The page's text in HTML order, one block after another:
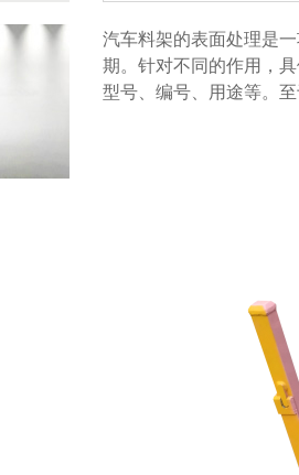
汽车料架的表面处理是一
期。针对不同的作用
型号、编号、用途等